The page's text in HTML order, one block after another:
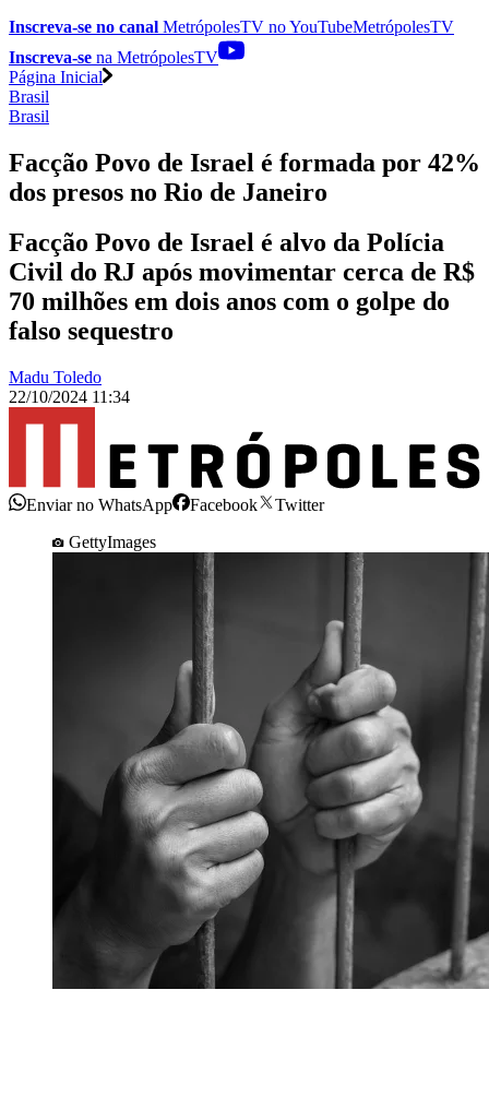
Inscreva-se no canal MetrópolesTV noYouTubeMetrópolesTV
Inscreva-se na MetrópolesTV
Página Inicial
Brasil
Brasil
Facção Povo de Israel é formada por 42%
dos presos no Rio de Janeiro
Facção Povo de Israel é alvo da Polícia
Civil do RJ após movimentar cerca de R$
70 milhões em dois anos com o golpe do
falso sequestro
Madu Toledo
22/10/2024 11:34
Enviar no WhatsApp Facebook
Twitter
GettyImages